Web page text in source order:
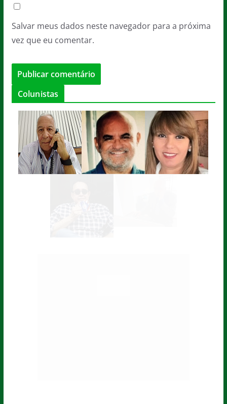
Salvar meus dados neste navegador para a próxima
vez que eu comentar.
Colunistas